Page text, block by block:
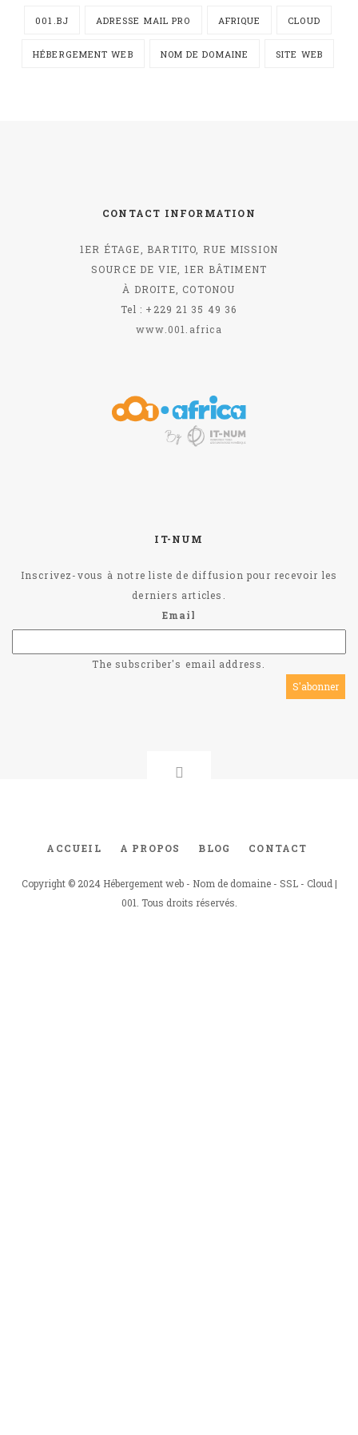
001.BJ ADRESSE MAIL PRO AFRIQUE CLOUD
HÉBERGEMENT WEB NOM DE DOMAINE SITE WEB
CONTACT INFORMATION
1ER ÉTAGE, BARTITO, RUE MISSION
SOURCE DE VIE, 1ER BÂTIMENT
À DROITE, COTONOU
Tel : +229 21 35 49 36
www.001.africa
IT-NUM
Inscrivez-vous à notre liste de diffusion pour recevoir les
derniers articles.
Email
The subscriber's email address.
Footer
menu
ACCUEIL A PROPOS BLOG CONTACT
Copyright © 2024 Hébergement web - Nom de domaine - SSL - Cloud |
001. Tous droits réservés.